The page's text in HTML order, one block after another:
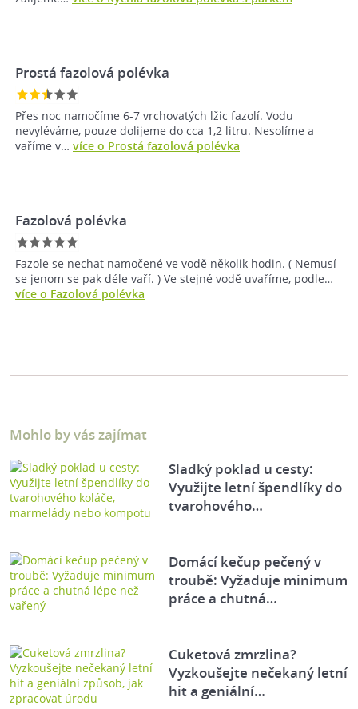
Prostá fazolová polévka
Přes noc namočíme 6-7 vrchovatých lžic fazolí. Vodu
nevyléváme, pouze dolijeme do cca 1,2 litru. Nesolíme a
vaříme v… více o Prostá fazolová polévka
Fazolová polévka
Fazole se nechat namočené ve vodě několik hodin. ( Nemusí
se jenom se pak déle vaří. ) Ve stejné vodě uvaříme, podle…
více o Fazolová polévka
Mohlo by vás zajímat
Sladký poklad u cesty:
Využijte letní špendlíky do
tvarohového…
Domácí kečup pečený v
troubě: Vyžaduje minimum
práce a chutná…
Cuketová zmrzlina?
Vyzkoušejte nečekaný letní
hit a geniální…